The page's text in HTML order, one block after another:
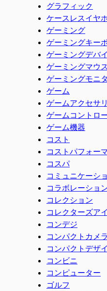
グラフィック
ケースレスイヤ
ゲーミング
ゲーミングキー
ゲーミングデバ
ゲーミングマウス
ゲーミングモニ
ゲーム
ゲームアクセサ
ゲームコントロ
ゲーム機器
コスト
コストパフォー
コスパ
コミュニケーシ
コラボレーショ
コレクション
コレクターズア
コンデジ
コンパクトカメラ
コンパクトデザ
コンビニ
コンピューター
ゴルフ